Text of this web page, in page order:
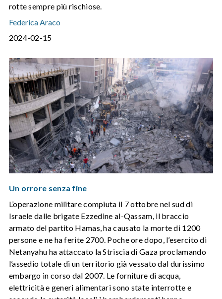
rotte sempre più rischiose.
Federica Araco
2024-02-15
Un orrore senza fine
L’operazione militare compiuta il 7 ottobre nel sud di
Israele dalle brigate Ezzedine al-Qassam, il braccio
armato del partito Hamas, ha causato la morte di 1200
persone e ne ha ferite 2700. Poche ore dopo, l’esercito di
Netanyahu ha attaccato la Striscia di Gaza proclamando
l’assedio totale di un territorio già vessato dal durissimo
embargo in corso dal 2007. Le forniture di acqua,
elettricità e generi alimentari sono state interrotte e